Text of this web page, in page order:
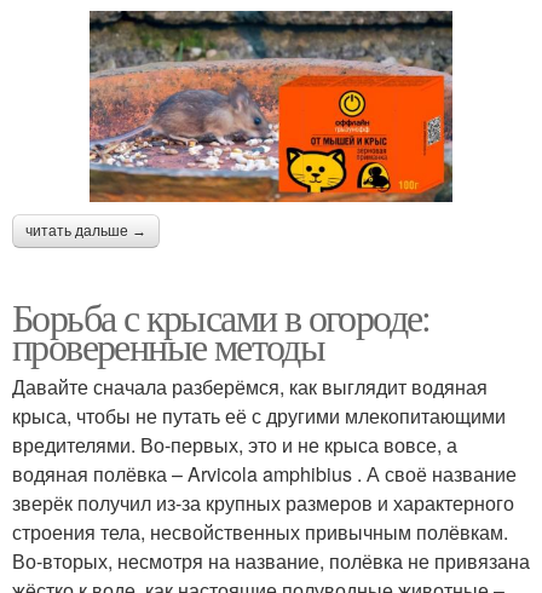
читать дальше →
Борьба с крысами в огороде:
проверенные методы
Давайте сначала разберёмся, как выглядит водяная
крыса, чтобы не путать её с другими млекопитающими
вредителями. Во-первых, это и не крыса вовсе, а
водяная полёвка – Arvicola amphibius . А своё название
зверёк получил из-за крупных размеров и характерного
строения тела, несвойственных привычным полёвкам.
Во-вторых, несмотря на название, полёвка не привязана